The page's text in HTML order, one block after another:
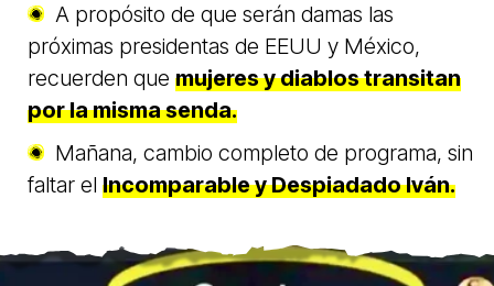
A propósito de que serán damas las
próximas presidentas de EEUU y México,
recuerden que mujeres y diablos transitan
por la misma senda.
Mañana, cambio completo de programa, sin
faltar el Incomparable y Despiadado Iván.